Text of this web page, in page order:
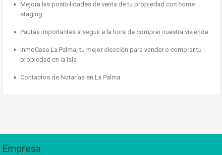
Mejora las posibilidades de venta de tu propiedad con home
staging
Pautas importantes a seguir a la hora de comprar nuestra vivienda
InmoCasa La Palma, tu mejor elección para vender o comprar tu
propiedad en la Isla
Contactos de Notarías en La Palma
Empresa